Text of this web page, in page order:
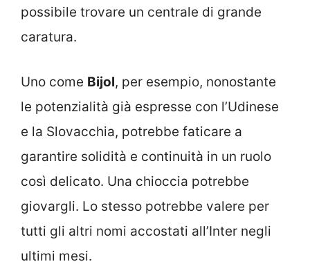
possibile trovare un centrale di grande
caratura.
Uno come Bijol, per esempio, nonostante
le potenzialità già espresse con l’Udinese
e la Slovacchia, potrebbe faticare a
garantire solidità e continuità in un ruolo
così delicato. Una chioccia potrebbe
giovargli. Lo stesso potrebbe valere per
tutti gli altri nomi accostati all’Inter negli
ultimi mesi.